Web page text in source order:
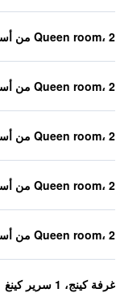
Queen room، 2 من أسرّة الكوين
Queen room، 2 من أسرّة الكوين
Queen room، 2 من أسرّة الكوين
Queen room، 2 من أسرّة الكوين
Queen room، 2 من أسرّة الكوين
غرفة كينج، 1 سرير كينغ